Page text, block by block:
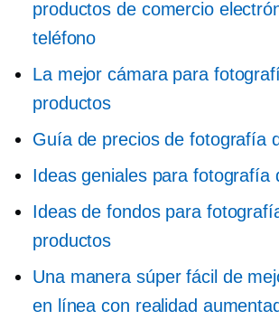
productos de comercio
teléfono
La mejor cámara para
productos
Guía de precios de fotografía
Ideas geniales para fotografía
Ideas de fondos para
productos
Una manera súper fácil de
en línea con realidad